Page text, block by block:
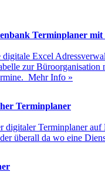
Terminplaner mit
digitale Excel
zur Büroorganisation
Mehr Info »
Terminplaner
digitaler Terminplaner
überall da wo eine